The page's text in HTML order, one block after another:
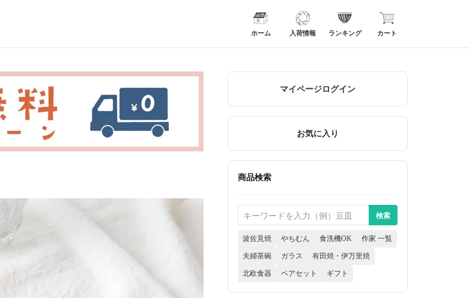
ホーム 入荷情報 ランキング カート
マイページログイン
お気に入り
商品検索
波佐見焼 やちむん 食洗機OK 作家 一覧
夫婦茶碗 ガラス 有田焼・伊万里焼
北欧食器 ペアセット ギフト